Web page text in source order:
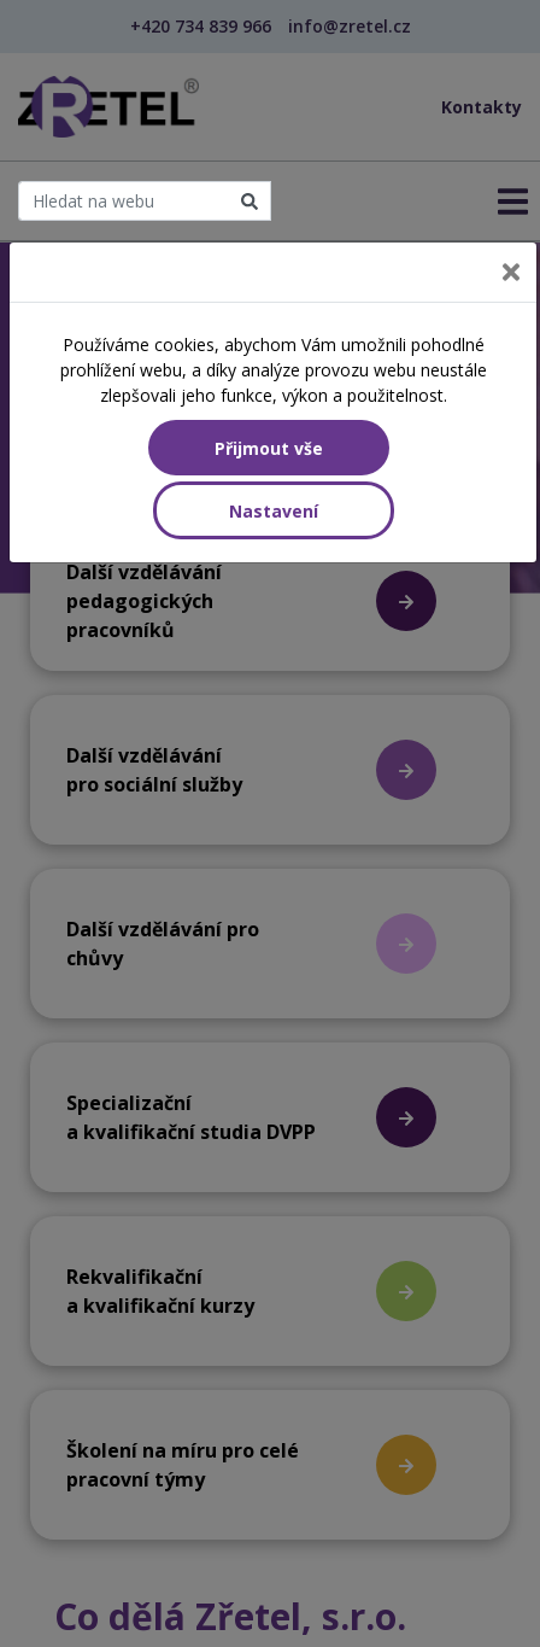
+420 734 839 966 info@zretel.cz
Kontakty
Jsme akreditovaná
vzdělávací instituce
Specializujeme se na další vzdělávání a
rekvalifikace
Další vzdělávání
pedagogických
pracovníků
Další vzdělávání
pro sociální služby
Další vzdělávání pro
chůvy
Specializační
a kvalifikační studia DVPP
Rekvalifikační
a kvalifikační kurzy
Školení na míru pro celé
pracovní týmy
Co dělá Zřetel, s.r.o.
Používáme cookies, abychom Vám umožnili pohodlné
prohlížení webu, a díky analýze provozu webu neustále
zlepšovali jeho funkce, výkon a použitelnost.
Přijmout vše
Nastavení